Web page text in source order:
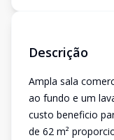
Descrição
Ampla sala
ao fundo e um
custo beneficio
de 62 m²